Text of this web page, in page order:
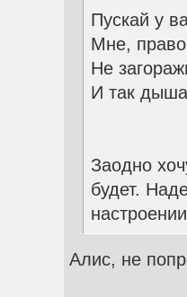
Пускай у
Мне,
Не
И так
Заодно
будет.
Алис, не